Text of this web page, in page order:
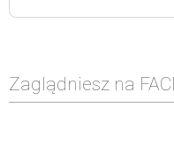
Zaglądniesz na